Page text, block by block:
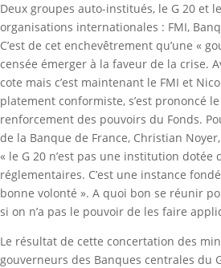
Deux groupes auto-institués, le G 20 et
organisations internationales : FMI,
C’est de cet enchevêtrement qu’une «
censée émerger à la faveur de la crise.
cote mais c’est maintenant le FMI et
platement conformiste, s’est prononcé
renforcement des pouvoirs du Fonds.
de la Banque de France, Christian
« le G 20 n’est pas une institution dotée
réglementaires. C’est une instance
bonne volonté ». A quoi bon se réunir
si on n’a pas le pouvoir de les faire
Le résultat de cette concertation des
gouverneurs des Banques centrales du